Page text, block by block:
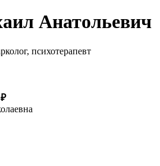
Анатольевич
психотерапевт